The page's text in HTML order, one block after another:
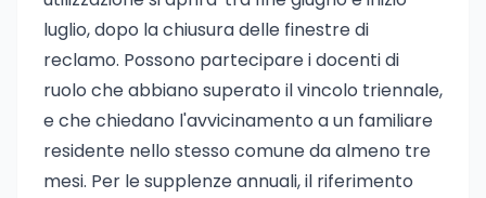
luglio, dopo la chiusura delle finestre di
reclamo. Possono partecipare i docenti di
ruolo che abbiano superato il vincolo triennale,
e che chiedano l'avvicinamento a un familiare
residente nello stesso comune da almeno tre
mesi. Per le supplenze annuali, il riferimento